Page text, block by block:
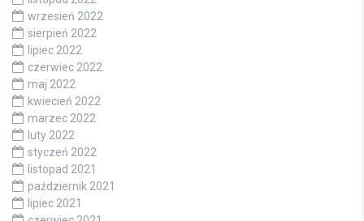
wrzesień 2022
sierpień 2022
lipiec 2022
czerwiec 2022
maj 2022
kwiecień 2022
marzec 2022
luty 2022
styczeń 2022
listopad 2021
październik 2021
lipiec 2021